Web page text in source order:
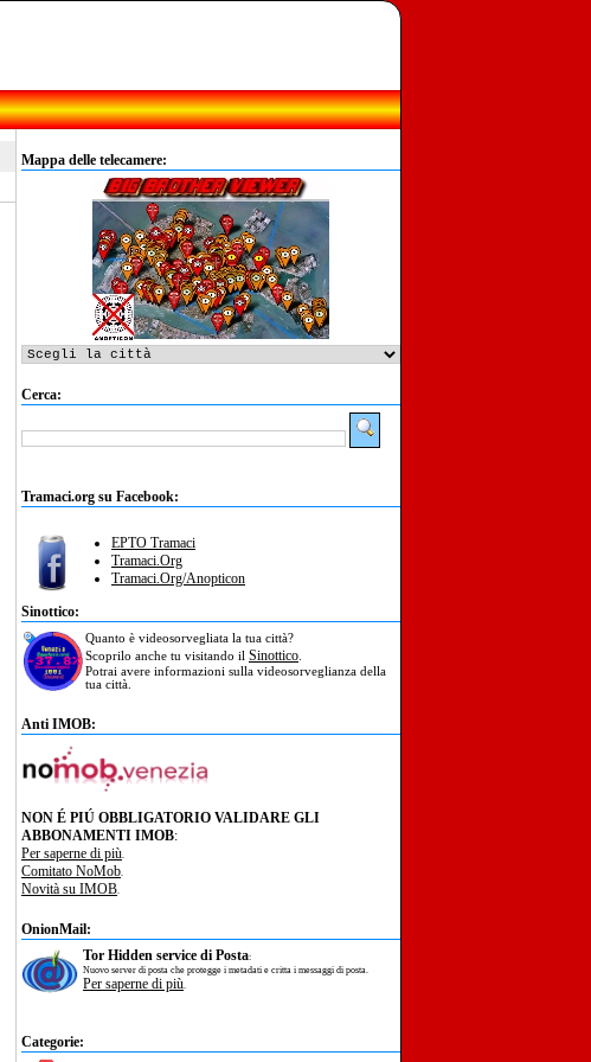
Mappa delle telecamere:
Cerca:
Tramaci.org su Facebook:
EPTO Tramaci
Tramaci.Org
Tramaci.Org/Anopticon
Sinottico:
Quanto è videosorvegliata la tua città?
Scoprilo anche tu visitando il Sinottico
Potrai avere informazioni sulla videosorveglianza della
tua città.
Anti IMOB:
NON É PIÚ OBBLIGATORIO VALIDARE GLI
ABBONAMENTI IMOB:
Per saperne di più.
Comitato NoMob.
Novità su IMOB.
OnionMail:
Tor Hidden service di Posta:
Nuovo server di posta che protegge i metadati e critta i messaggi di posta.
Per saperne di più.
Categorie: